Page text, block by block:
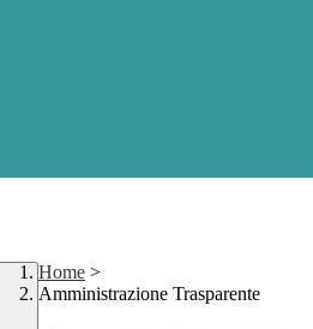
Home >
Amministrazione Trasparente